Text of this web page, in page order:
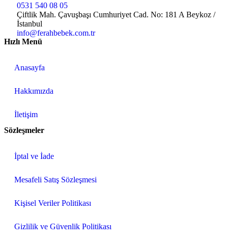
Sözleşmeler
İptal ve İade
Mesafeli Satış Sözleşmesi
Kişisel Veriler Politikası
Gizlilik ve Güvenlik Politikası
Hızlı Menü
Anasayfa
Hakkımızda
İletişim
0531 540 08 05
Çiftlik Mah. Çavuşbaşı Cumhuriyet Cad. No: 181 A Beykoz /
İstanbul
info@ferahbebek.com.tr